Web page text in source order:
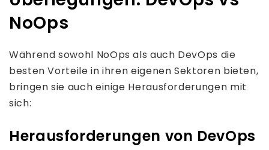
NoOps
Während sowohl NoOps als auch DevOps die
besten Vorteile in ihren eigenen Sektoren bieten,
bringen sie auch einige Herausforderungen mit
sich:
Herausforderungen von DevOps